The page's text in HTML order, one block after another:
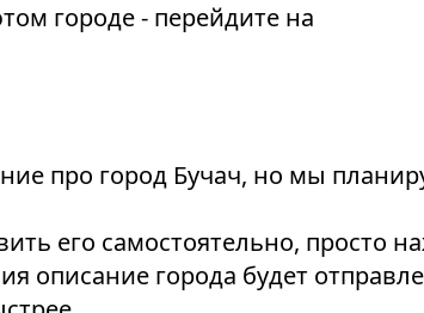
городе - перейдите на
про город Бучач, но мы
его самостоятельно, просто
описание города будет